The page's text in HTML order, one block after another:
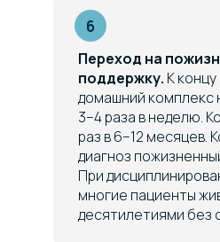
Переход на
поддержку. К
домашний комплекс
3–4 раза в неделю.
раз в 6–12 месяцев.
диагноз
При
многие пациенты
десятилетиями без